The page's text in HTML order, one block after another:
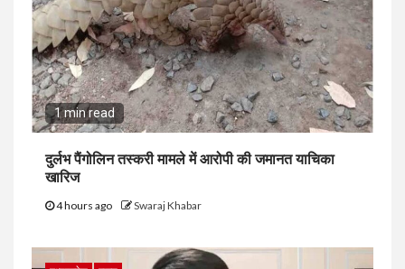
1 min read
दुर्लभ पैंगोलिन तस्करी मामले में आरोपी की जमानत याचिका
खारिज
4 hours ago Swaraj Khabar